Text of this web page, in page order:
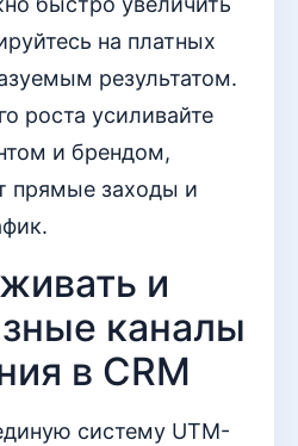
на платных
результатом.
роста усиливайте
и брендом,
прямые заходы и
и
каналы
в CRM
систему UTM-